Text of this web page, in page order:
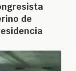
de